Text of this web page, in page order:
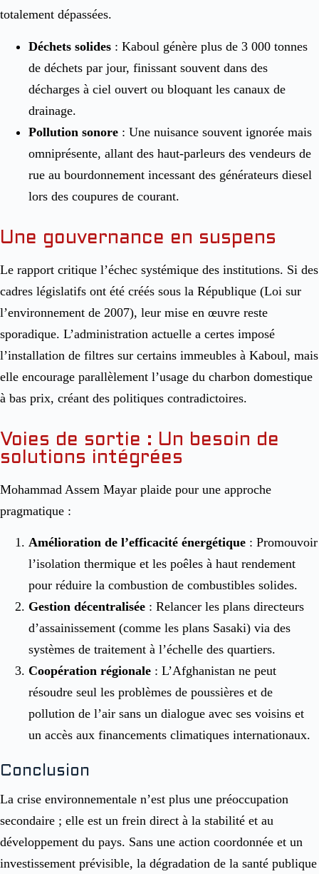
totalement dépassées.
Déchets solides : Kaboul génère plus de 3 000 tonnes
de déchets par jour, finissant souvent dans des
décharges à ciel ouvert ou bloquant les canaux de
drainage.
Pollution sonore : Une nuisance souvent ignorée mais
omniprésente, allant des haut-parleurs des vendeurs de
rue au bourdonnement incessant des générateurs diesel
lors des coupures de courant.
Une gouvernance en suspens
Le rapport critique l’échec systémique des institutions. Si des
cadres législatifs ont été créés sous la République (Loi sur
l’environnement de 2007), leur mise en œuvre reste
sporadique. L’administration actuelle a certes imposé
l’installation de filtres sur certains immeubles à Kaboul, mais
elle encourage parallèlement l’usage du charbon domestique
à bas prix, créant des politiques contradictoires.
Voies de sortie : Un besoin de
solutions intégrées
Mohammad Assem Mayar plaide pour une approche
pragmatique :
Amélioration de l’efficacité énergétique : Promouvoir
l’isolation thermique et les poêles à haut rendement
pour réduire la combustion de combustibles solides.
Gestion décentralisée : Relancer les plans directeurs
d’assainissement (comme les plans Sasaki) via des
systèmes de traitement à l’échelle des quartiers.
Coopération régionale : L’Afghanistan ne peut
résoudre seul les problèmes de poussières et de
pollution de l’air sans un dialogue avec ses voisins et
un accès aux financements climatiques internationaux.
Conclusion
La crise environnementale n’est plus une préoccupation
secondaire ; elle est un frein direct à la stabilité et au
développement du pays. Sans une action coordonnée et un
investissement prévisible, la dégradation de la santé publique